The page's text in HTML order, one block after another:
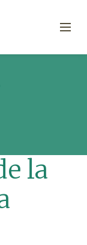
la